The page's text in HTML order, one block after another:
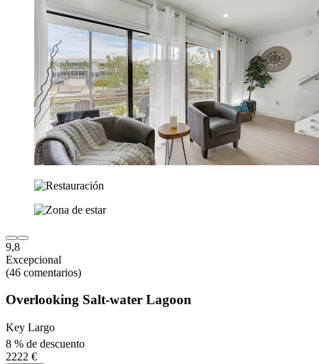
9,8
Excepcional
(46 comentarios)
Overlooking Salt-water Lagoon
Key Largo
8 % de descuento
2222 €